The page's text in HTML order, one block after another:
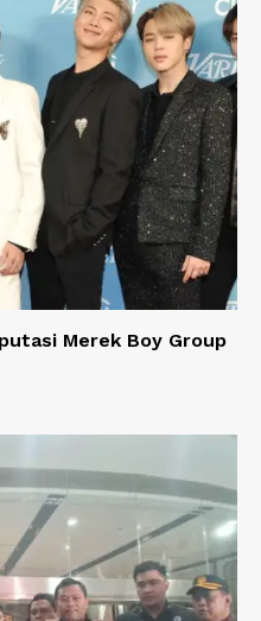
Merek Boy Group